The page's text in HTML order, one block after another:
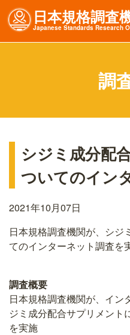
日本規格調査
JapaneseStandardsResearchO
調
シジミ成分配
ついてのイン
2021年10月07日
日本規格調査機関が、シジ
てのインターネット調査を
調査概要
日本規格調査機関が、イン
ジミ成分配合サプリメント
を実施